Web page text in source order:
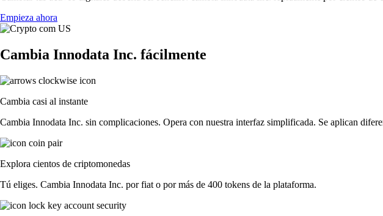
Empieza ahora
Cambia Innodata Inc. fácilmente
Cambia casi al instante
Cambia Innodata Inc. sin complicaciones. Opera con nuestra interfaz simplificada. Se aplican
Explora cientos de criptomonedas
Tú eliges. Cambia Innodata Inc. por fiat o por más de 400 tokens de la plataforma.